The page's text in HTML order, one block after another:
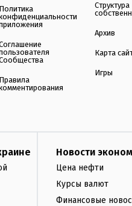
Политика
Правила
Структура
Архив
Карта
Игры
Новости
Цена нефти
Курсы валют
Финансовые